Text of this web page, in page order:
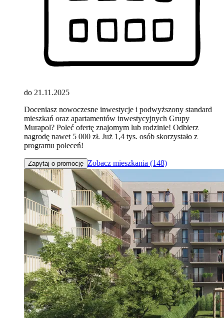
do 21.11.2025
Doceniasz nowoczesne inwestycje i podwyższony standard
mieszkań oraz apartamentów inwestycyjnych Grupy
Murapol? Poleć ofertę znajomym lub rodzinie! Odbierz
nagrodę nawet 5 000 zł. Już 1,4 tys. osób skorzystało z
programu poleceń!
Zapytaj o promocję Zobacz mieszkania (148)